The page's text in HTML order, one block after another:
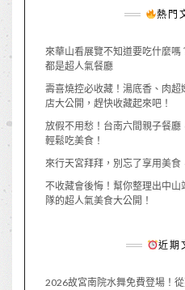
熱門
來華山看展覽不知道要吃什麼
都是超人氣餐廳
壽喜燒控必收藏！湯底香、肉
店大公開，趕快收藏起來吧！
放假不用愁！台南六間親子餐
輕鬆吃美食！
來行天宮拜拜，別忘了享用美食
不收藏會後悔！幫你整理出中
隊的超人氣美食大公開！
近期
2026故宮南院水舞免費登場！